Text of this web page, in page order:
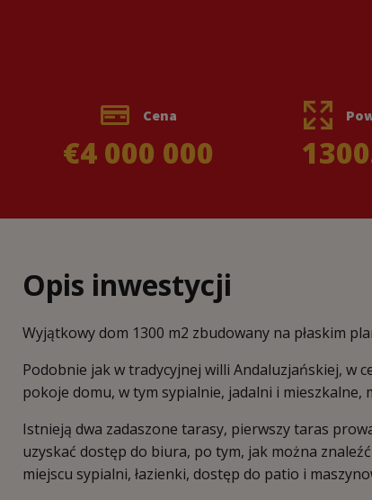
Cena
€4 000 000
Opis inwestycji
Wyjątkowy dom 1300 m2 zbudowany na płaskim
Podobnie jak w tradycyjnej willi Andaluzjańskiej, w
pokoje domu, w tym sypialnie, jadalni i
Istnieją dwa zadaszone tarasy, pierwszy taras
uzyskać dostęp do biura, po tym, jak można
miejscu sypialni, łazienki, dostęp do patio i